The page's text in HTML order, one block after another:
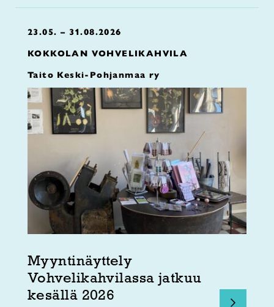
23.05. – 31.08.2026
KOKKOLAN VOHVELIKAHVILA
Taito Keski-Pohjanmaa ry
Myyntinäyttely
Vohvelikahvilassa jatkuu
kesällä 2026